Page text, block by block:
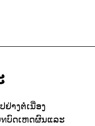
າງຕໍ່ເນື່ອງ
ບົດເຫດຜົນແລະ